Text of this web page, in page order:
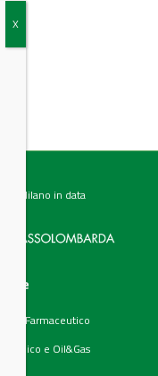
di Milano in data
e Farmaceutico
e Oil&Gas